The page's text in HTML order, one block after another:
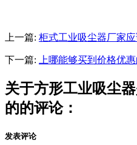
上一篇: 柜式工业吸尘器厂家
下一篇: 上哪能够买到价格优
关于方形工业吸尘
的的评论：
发表评论